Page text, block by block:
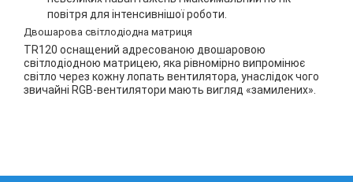
повітря для інтенсивнішої роботи.
Двошарова світлодіодна матриця
TR120 оснащений адресованою двошаровою
світлодіодною матрицею, яка рівномірно випромінює
світло через кожну лопать вентилятора, унаслідок чого
звичайні RGB-вентилятори мають вигляд «замилених».